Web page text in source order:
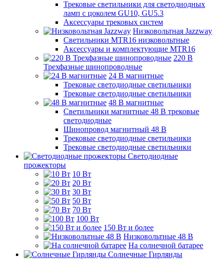
Трековые светильники для светодиодных
ламп с цоколем GU10, GU5.3
Аксессуары трековых систем
Низковольтная Jazzway
Светильники MTR16 низковольтные
Аксессуары и комплектующие MTR16
220 B
Трехфазные шинопроводные
24 B магнитные
Трековые светодиодные светильники
Трековые светодиодные светильники
48 B магнитные
Светильники магнитные 48 В трековые
светодиодные
Шинопровод магнитный 48 В
Трековые светодиодные светильники
Трековые светодиодные светильники
Светодиодные
прожекторы
10 Вт
20 Вт
30 Вт
50 Вт
70 Вт
100 Вт
150 Вт и более
Низковольтные 48 В
На солнечной батарее
Солнечные Гирлянды